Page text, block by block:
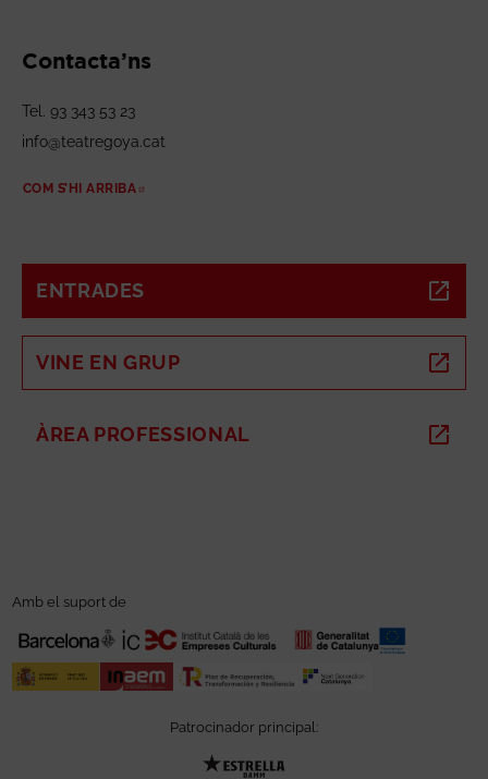
Contacta’ns
Tel. 93 343 53 23
info@teatregoya.cat
COM S’HI ARRIBA
ENTRADES
VINE EN GRUP
ÀREA PROFESSIONAL ABRE EN NUEVA VENTANA
Amb el suport de
Patrocinador principal: